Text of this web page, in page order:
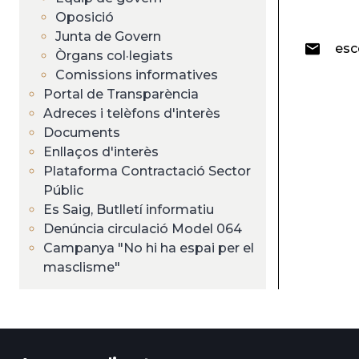
Oposició
Junta de Govern
Òrgans col·legiats
Comissions informatives
Portal de Transparència
Adreces i telèfons d'interès
Documents
Enllaços d'interès
Plataforma Contractació Sector
Públic
Es Saig, Butlletí informatiu
Denúncia circulació Model 064
Campanya "No hi ha espai per el
masclisme"